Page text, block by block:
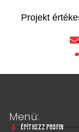
Projekt
Menü:
Építkezz profin